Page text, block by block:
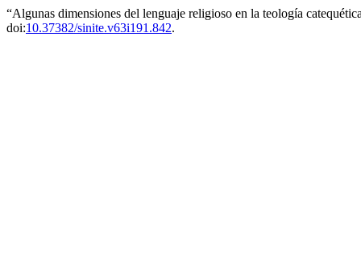
“Algunas dimensiones del lenguaje religioso en la teología
doi:10.37382/sinite.v63i191.842.